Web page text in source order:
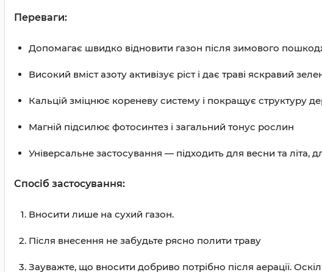
Переваги:
Допомагає швидко відновити газон після зимового
Високий вміст азоту активізує ріст і дає траві яскравий
Кальцій зміцнює кореневу систему і покращує структуру
Магній підсилює фотосинтез і загальний тонус рослин
Універсальне застосування — підходить для весни та літа,
Спосіб застосування:
Вносити лише на сухий газон.
Після внесення не забудьте рясно полити траву
Зауважте, що вносити добриво потрібно після аерації.